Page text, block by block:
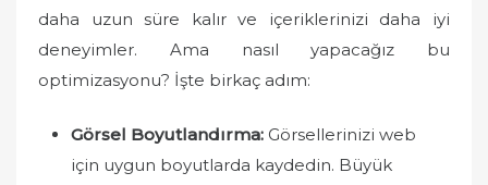
daha uzun süre kalır ve içeriklerinizi daha iyi
deneyimler. Ama nasıl yapacağız bu
optimizasyonu? İşte birkaç adım:
Görsel Boyutlandırma: Görsellerinizi web
için uygun boyutlarda kaydedin. Büyük